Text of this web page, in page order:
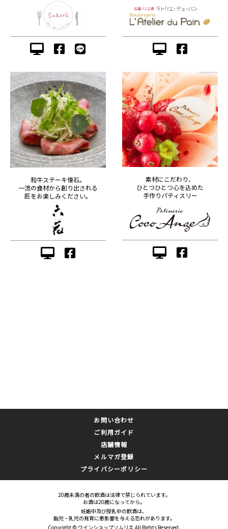
和牛ステーキ懐石。
一流の食材から創り出される
匠をお楽しみください。
素材にこだわり、
ひとつひとつ心を込めた
手作りパティスリー
お問い合わせ
ご利用ガイド
店舗情報
メルマガ登録
プライバシーポリシー
20歳未満の者の飲酒は法律で禁じられています。
お酒は20歳になってから。
妊娠中及び授乳中の飲酒は、
胎児・乳児の発育に悪影響を与える恐れがあります。
Copyright © ワインショップソムリエ All Rights Reserved.